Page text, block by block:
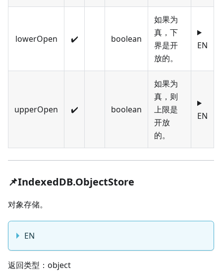
lowerOpen ✔️ boolean
如果为
真，下
界是开
放的。
EN
upperOpen ✔️ boolean
如果为
真，则
上限是
开放
的。
EN
📌IndexedDB.ObjectStore
对象存储。
EN
返回类型：object